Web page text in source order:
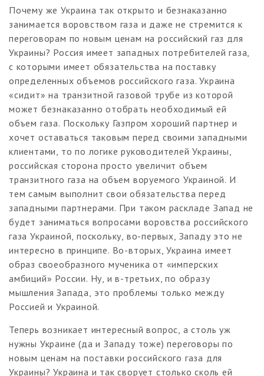
Почему же Украина так открыто и безнаказанно
занимается воровством газа и даже не стремится к
переговорам по новым ценам на российский газ для
Украины? Россия имеет западных потребителей газа,
с которыми имеет обязательства на поставку
определенных объемов российского газа. Украина
«сидит» на транзитной газовой трубе из которой
может безнаказанно отобрать необходимый ей
объем газа. Поскольку Газпром хороший партнер и
хочет оставаться таковым перед своими западными
клиентами, то по логике руководителей Украины,
российская сторона просто увеличит объем
транзитного газа на объем воруемого Украиной. И
тем самым выполнит свои обязательства перед
западными партнерами. При таком раскладе Запад не
будет заниматься вопросами воровства российского
газа Украиной, поскольку, во-первых, Западу это не
интересно в принципе. Во-вторых, Украина имеет
образ своеобразного мученика от «имперских
амбиций» России. Ну, и в-третьих, по образу
мышления Запада, это проблемы только между
Россией и Украиной.
Теперь возникает интересный вопрос, а столь уж
нужны Украине (да и Западу тоже) переговоры по
новым ценам на поставки российского газа для
Украины? Украина и так сворует столько сколь ей